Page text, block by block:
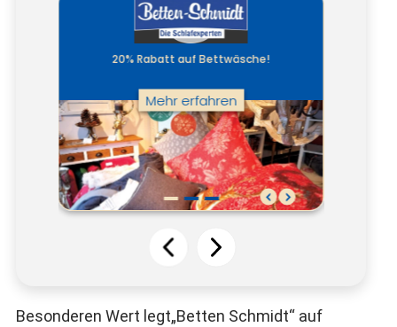
Besonderen Wert legt„Betten Schmidt“ auf